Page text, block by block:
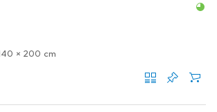
x 200 cm